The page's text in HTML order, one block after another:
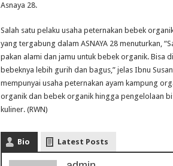
Asnaya 28.
Salah satu pelaku usaha peternakan bebek
yang tergabung dalam ASNAYA 28 menuturkan,
pakan alami dan jamu untuk bebek organik. Bisa
bebeknya lebih gurih dan bagus,” jelas Ibnu
mempunyai usaha peternakan ayam kampung
organik dan bebek organik hingga pengelolaan
kuliner. (RWN)
Bio Latest Posts